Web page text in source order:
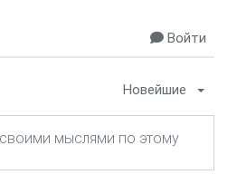
Войти
Новейшие